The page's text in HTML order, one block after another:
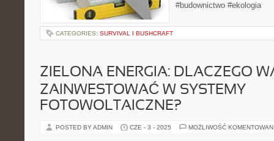
#budownictwo #ekologia
CATEGORIES: SURVIVAL I BUSHCRAFT
ZIELONA ENERGIA: DLACZEGO
ZAINWESTOWAĆ W SYSTEMY
FOTOWOLTAICZNE?
POSTED BY ADMIN CZE - 3 - 2025 MOŻLIWOŚĆ